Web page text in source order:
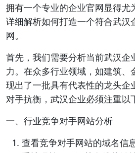
拥有一个专业的企业官网显得尤
详细解析如何打造一个符合武汉
网。
首先，我们需要分析当前武汉企
力。在众多行业领域，如建筑、
现出了一批具有代表性的龙头企
对手抗衡，武汉企业必须注重以
一、行业竞争对手网站分析
查看竞争对手网站的域名信